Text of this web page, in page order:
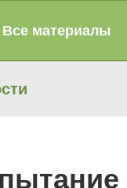
Все материалы